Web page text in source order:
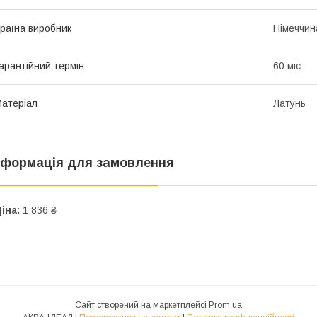
виробник
термін 60 міс
Латунь
для замовлення
1 836 ₴
Сайт створений на маркетплейсі Prom.ua